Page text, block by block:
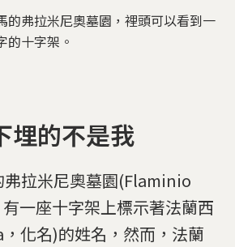
的弗拉米尼奧墓園，裡頭可以看到一
的十字架。
埋的不是我
弗拉米尼奧墓園(Flaminio
一座十字架上標示著法蘭西
化名)的姓名，然而，法蘭